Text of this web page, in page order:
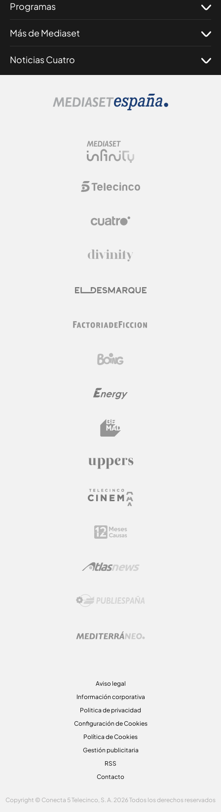
Programas
Más de Mediaset
Noticias Cuatro
Aviso legal
Información corporativa
Politica de privacidad
Configuración de Cookies
Política de Cookies
Gestión publicitaria
RSS
Contacto
Copyright © Conecta 5 Telecinco, S. A. 2026 Todos los derechos reservados